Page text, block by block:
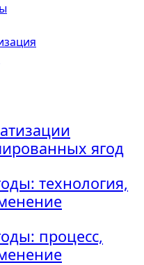
ягод
технология,
процесс,